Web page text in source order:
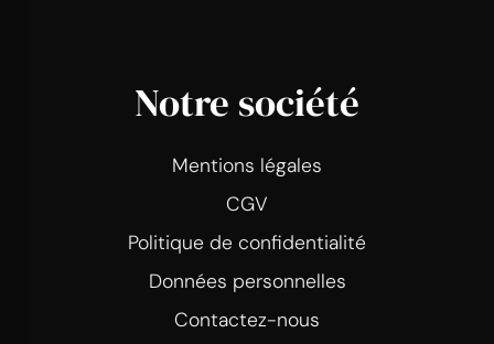
Notre société
Mentions légales
CGV
Politique de confidentialité
Données personnelles
Contactez-nous